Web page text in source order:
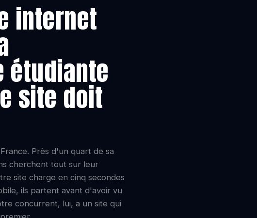
internet
étudiante
site doit
Près d'un quart de sa
cherchent tout sur leur
site charge en cinq secondes
ils partent avant d'avoir vu
concurrent, lui, a un site qui